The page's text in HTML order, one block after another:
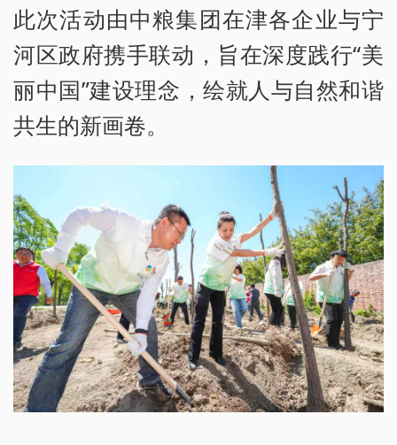
此次活动由中粮集团在津各企业与宁
河区政府携手联动，旨在深度践行“美
丽中国”建设理念，绘就人与自然和谐
共生的新画卷。